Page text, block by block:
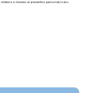
e ricevere un preventivo personalizzato.